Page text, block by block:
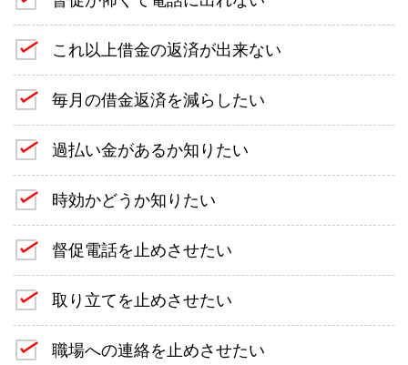
これ以上借金の返済が出来ない
毎月の借金返済を減らしたい
過払い金があるか知りたい
時効かどうか知りたい
督促電話を止めさせたい
取り立てを止めさせたい
職場への連絡を止めさせたい